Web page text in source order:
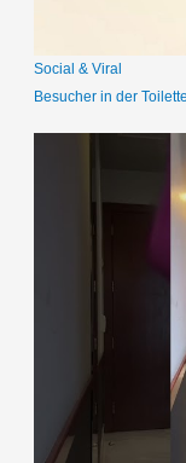
Social & Viral
Besucher in der